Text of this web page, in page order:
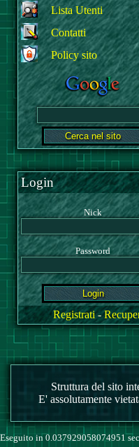
Lista Utenti
Contatti
Policy sito
Login
Nick
Password
Registrati-
Struttura del sito
E' assolutamente
Eseguito in 0.037929058074951